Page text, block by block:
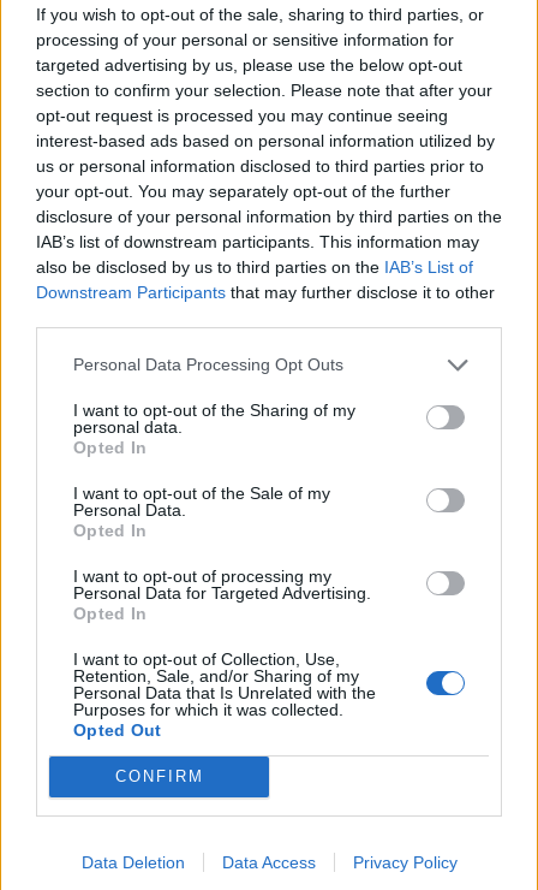
If you wish to opt-out of the sale, sharing to third parties, or
processing of your personal or sensitive information for
targeted advertising by us, please use the below opt-out
section to confirm your selection. Please note that after your
opt-out request is processed you may continue seeing
interest-based ads based on personal information utilized by
us or personal information disclosed to third parties prior to
your opt-out. You may separately opt-out of the further
disclosure of your personal information by third parties on the
IAB’s list of downstream participants. This information may
also be disclosed by us to third parties on the IAB’s List of
Downstream Participants that may further disclose it to other
Personal Data Processing Opt Outs
I want to opt-out of the Sharing of my
personal data.
Opted In
I want to opt-out of the Sale of my
Personal Data.
Opted In
I want to opt-out of processing my
Personal Data for Targeted Advertising.
Opted In
I want to opt-out of Collection, Use,
Retention, Sale, and/or Sharing of my
Personal Data that Is Unrelated with the
Purposes for which it was collected.
Opted Out
CONFIRM
Data Deletion Data Access Privacy Policy
FŐTÉR
A Román Rendőrség azt
üzeni, semmiképpen ne
higgyenek a Román
Rendőrségnek – hírmix
További híreink: sziklát akart a
Dunába robbantani a hadsereg,
szerint pedig semmiféle korlátozás
nem lesz a lakossági